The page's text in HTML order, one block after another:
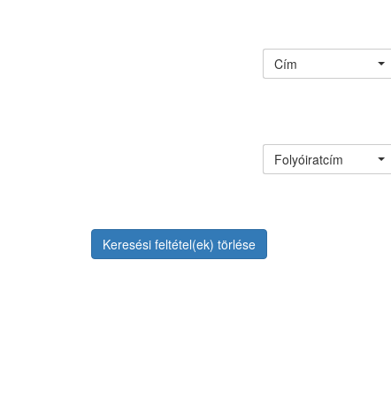
Cím
Folyóiratcím
Keresési feltétel(ek) törlése